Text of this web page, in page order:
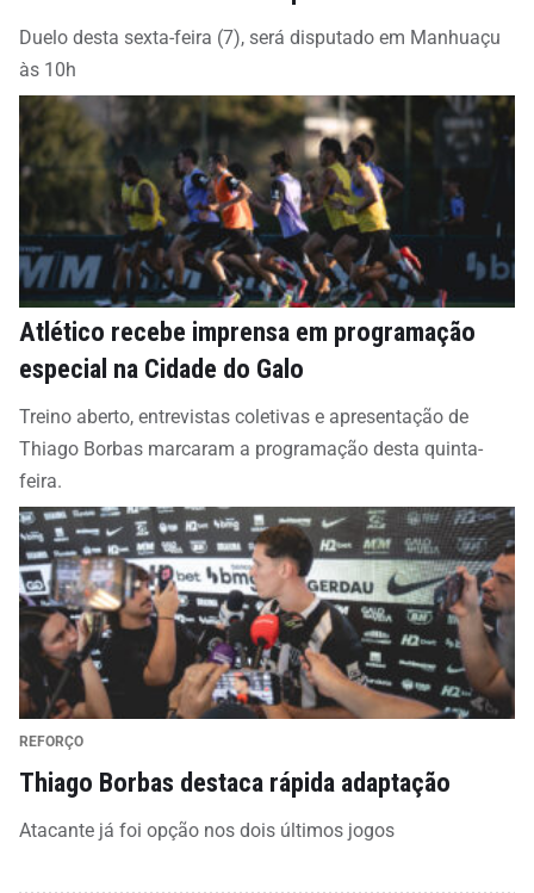
Duelo desta sexta-feira (7), será disputado em Manhuaçu
às 10h
Atlético recebe imprensa em programação
especial na Cidade do Galo
Treino aberto, entrevistas coletivas e apresentação de
Thiago Borbas marcaram a programação desta quinta-
feira.
REFORÇO
Thiago Borbas destaca rápida adaptação
Atacante já foi opção nos dois últimos jogos